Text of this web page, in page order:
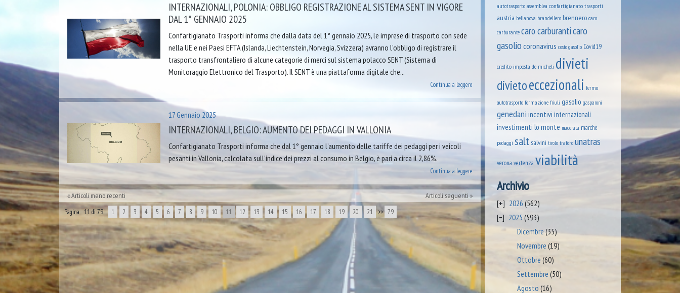
INTERNAZIONALI, POLONIA: OBBLIGO REGISTRAZIONE AL SISTEMA SENT IN VIGORE
DAL 1° GENNAIO 2025
Confartigianato Trasporti informa che dalla data del 1° gennaio 2025, le imprese di trasporto con sede
nella UE e nei Paesi EFTA (Islanda, Liechtenstein, Norvegia, Svizzera) avranno l’obbligo di registrare il
trasporto transfrontaliero di alcune categorie di merci sul sistema polacco SENT (Sistema di
Monitoraggio Elettronico del Trasporto). Il SENT è una piattaforma digitale che...
Continua a leggere
17 Gennaio 2025
INTERNAZIONALI, BELGIO: AUMENTO DEI PEDAGGI IN VALLONIA
Confartigianato Trasporti informa che dal 1° gennaio l’aumento delle tariffe dei pedaggi per i veicoli
pesanti in Vallonia, calcolata sull’indice dei prezzi al consumo in Belgio, è pari a circa il 2,86%.
Continua a leggere
Articoli meno recenti Articoli seguenti
Pagina 11 di 79 1 2 3 4 5 6 7 8 9 10 11 12 13 14 15 16 17 18 19 20 21 >> 79
autotrasporto assemblea confartigianato trasporti
austria bellanova brandellero brennero caro
carburante caro carburanticaro
gasoliocoronavirus costo gasolio Covid19
credito imposta de micheli divieti
divietoeccezionali fermo
autotrasporto formazione friuli gasolio gasparoni
genedani incentivi internazionali
investimenti lo monte macerata marche
pedaggi saltsalvini tirolo traforo unatras
verona vertenza viabilità
Archivio
2026 (562)
2025 (593)
Dicembre(35)
Novembre (19)
Ottobre (60)
Settembre (50)
Agosto (16)